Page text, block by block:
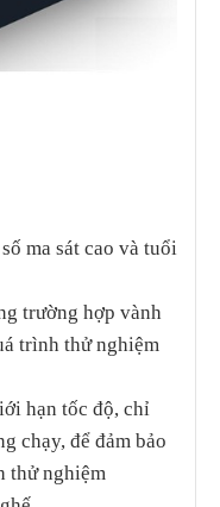
ma sát cao và tuổi
trường hợp vành
trình thử nghiệm
hạn tốc độ, chỉ
chạy, để đảm bảo
thử nghiệm